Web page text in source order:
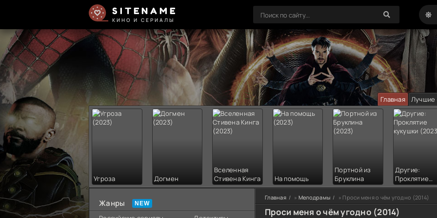
SITENAME
КИНО И СЕРИАЛЫ
Главная Лучшие
Угроза Догмен
Вселенная
Стивена Кинга
На помощь
Портной из
Бруклина
Другие:
Проклятие
кукушки
Жанры
Главная » Мелодрамы » Проси меня о чём угодно (2014)
Проси меня о чём угодно (2014)